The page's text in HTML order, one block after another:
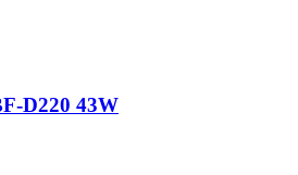
D220 43W